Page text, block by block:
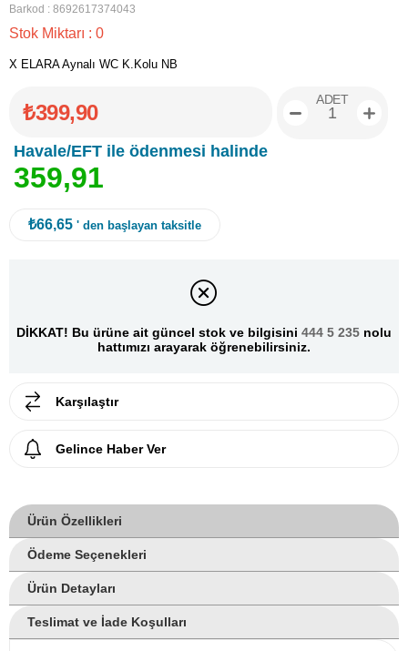
Barkod : 8692617374043
Stok Miktarı : 0
X ELARA Aynalı WC K.Kolu NB
₺399,90
Havale/EFT ile ödenmesi halinde
359,91
ADET
₺66,65 ' den başlayan taksitle
DİKKAT! Bu ürüne ait güncel stok ve bilgisini 444 5 235 nolu
hattımızı arayarak öğrenebilirsiniz.
Karşılaştır
Gelince Haber Ver
Ürün Özellikleri
Ödeme Seçenekleri
Ürün Detayları
Teslimat ve İade Koşulları